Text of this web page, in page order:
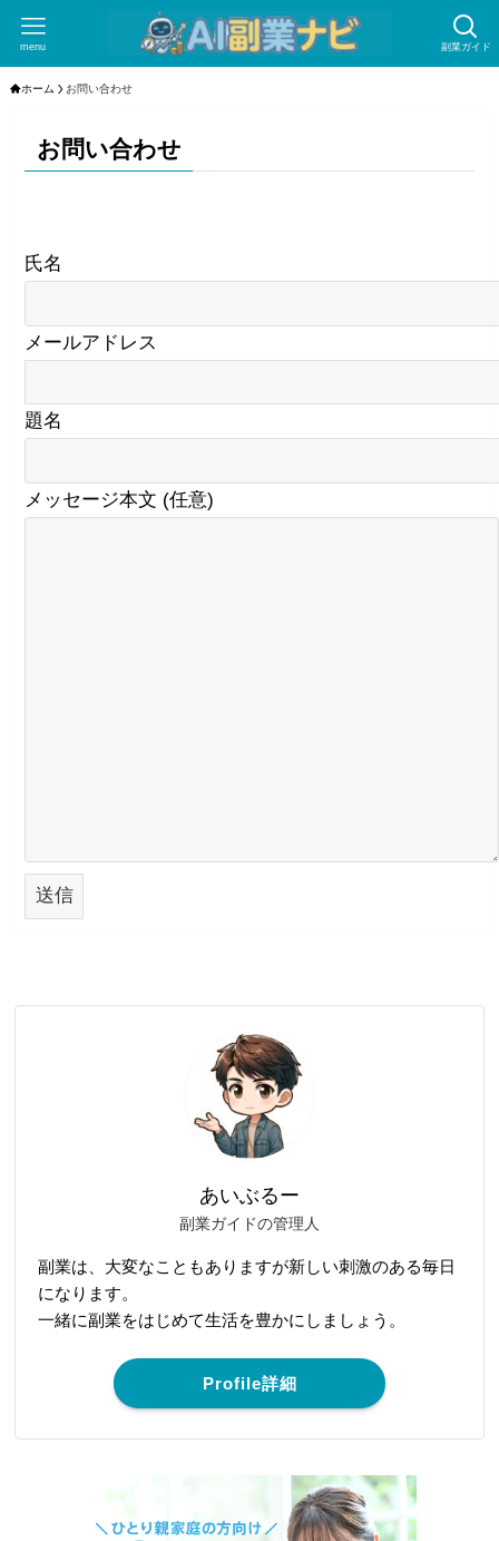
副業ガイド
menu
ホーム お問い合わせ
お問い合わせ
氏名
メールアドレス
題名
メッセージ本文 (任意)
あいぶるー
副業ガイドの管理人
副業は、大変なこともありますが新しい刺激のある毎日
になります。
一緒に副業をはじめて生活を豊かにしましょう。
Profile詳細